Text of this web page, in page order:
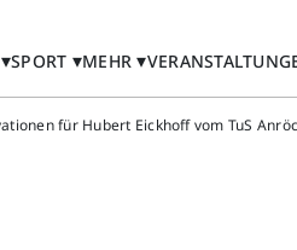
SPORT MEHR
für Hubert Eickhoff vom TuS